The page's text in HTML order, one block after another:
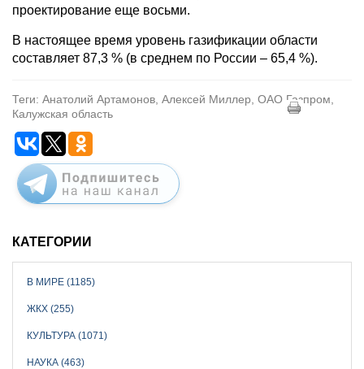
проектирование еще восьми.
В настоящее время уровень газификации области
составляет 87,3 % (в среднем по России – 65,4 %).
Теги: Анатолий Артамонов, Алексей Миллер, ОАО Газпром,
Калужская область
КАТЕГОРИИ
В МИРЕ (1185)
ЖКХ (255)
КУЛЬТУРА (1071)
НАУКА (463)